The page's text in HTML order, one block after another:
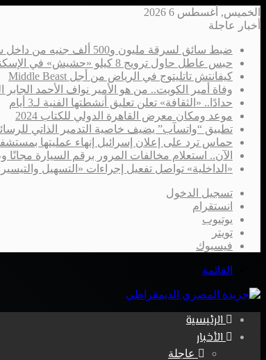
الخميس, أغسطس 6 2026
أخبار عاجلة
ضبط سائق لسرقة مليون و500 ألف جنيه من داخل سيارة في الإسكندرية
حبس عاطل حاول ترويج 8 كيلو «حشيش» في الإسكندرية
كيفانتش تاتليتوج في الرياض من أجل Middle Beast
وفاة أمير الكويت.. من هو الأمير نواف الأحمد
حدادًا.. «الثقافة» تعلن تعليق أنشطتها الفنية لـ3 أيام
موعد ومكان معرض القاهرة الدولي للكتاب 2024
تطبيق “واتسآب” يضيف خاصية التدمير الذاتي
حماس ترد على إعلان إسرائيل إنهاء عمليتها
الآن.. استعلام مخالفات المرور برقم السيارة
«الداخلية» تواصل تفعيل إجراءات «التسهيل
تسجيل الدخول
انستقرام
يوتيوب
تويتر
فيسبوك
القائمة
الرئيسية
الأخبار
عاجلة